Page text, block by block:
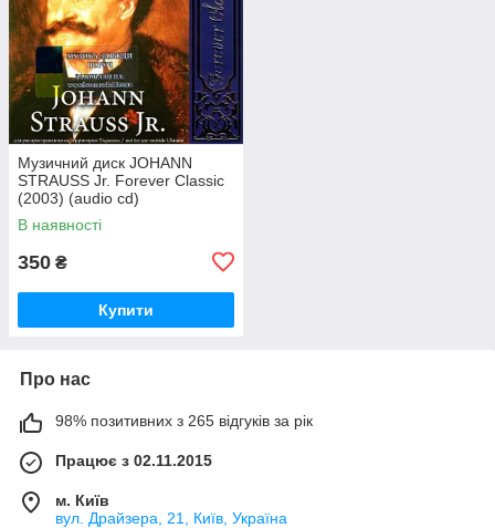
Музичний диск JOHANN
STRAUSS Jr. Forever Classic
(2003) (audio cd)
В наявності
350 ₴
Купити
Про нас
98% позитивних з 265 відгуків за рік
Працює з 02.11.2015
м. Київ
вул. Драйзера, 21, Київ, Україна